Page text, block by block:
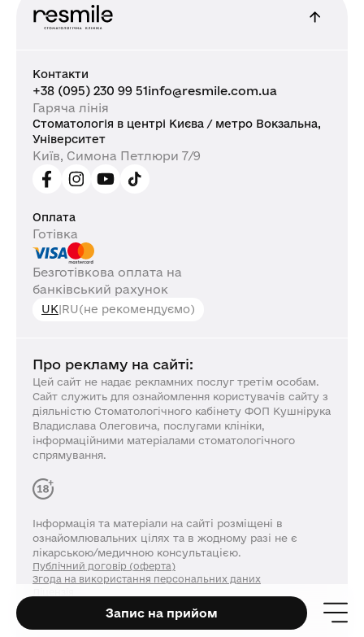
Контакти
+38 (095) 230 99 51
Гаряча лінія
info@resmile.com.ua
Стоматологія в центрі Києва / метро Вокзальна,
Університет
Київ, Симона Петлюри 7/9
Оплата
Готівка
Безготівкова оплата на
банківський рахунок
UK|RU(не рекомендуємо)
Про рекламу на сайті:
Цей сайт не надає рекламних послуг третім особам.
Сайт служить для ознайомлення користувачів сайту з
діяльністю Стоматологічного кабінету ФОП Кушнірука
Владислава Олеговича, послугами клініки,
інформаційними матеріалами стоматологічного
спрямування.
Інформація та матеріали на сайті розміщені в
ознайомлювальних цілях та в жодному разі не є
лікарською/медичною консультацією.
Публічний договір (оферта)
Згода на використання персональних даних
Розробка та просування.
Запис на прийом